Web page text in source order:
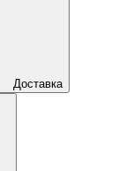
Доставка